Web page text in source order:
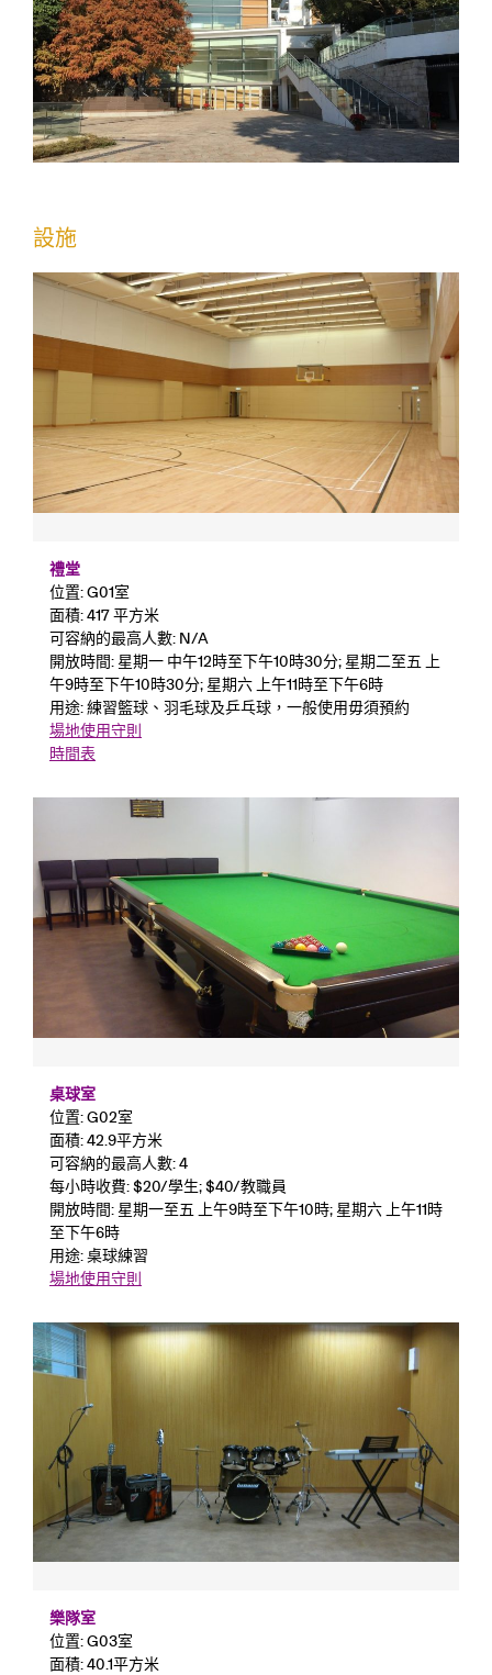
設施
禮堂
位置: G01室
面積: 417 平方米
可容納的最高人數: N/A
開放時間: 星期一 中午12時至下午10時30分; 星期二至五 上
午9時至下午10時30分; 星期六 上午11時至下午6時
用途: 練習籃球、羽毛球及乒乓球，一般使用毋須預約
場地使用守則
時間表
桌球室
位置: G02室
面積: 42.9平方米
可容納的最高人數: 4
每小時收費: $20/學生; $40/教職員
開放時間: 星期一至五 上午9時至下午10時; 星期六 上午11時
至下午6時
用途: 桌球練習
場地使用守則
樂隊室
位置: G03室
面積: 40.1平方米